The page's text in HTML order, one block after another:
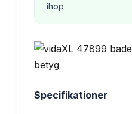
ihop
Specifikationer